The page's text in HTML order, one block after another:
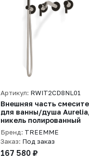
Артикул: RWIT2CD8NL01
Внешняя часть
для ванны/душа
никель полированный
Бренд: TREEMME
Заказ: Под заказ
167 580 ₽